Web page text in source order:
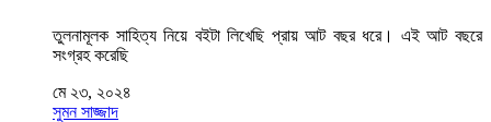
তুলনামূলক সাহিত্য নিয়ে বইটা লিখেছি প্রায় আট বছর ধরে। এই আট বছরে
সংগ্রহ করেছি
মে ২৩, ২০২৪
সুমন সাজ্জাদ